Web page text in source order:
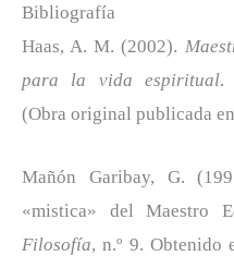
Bibliografía
Haas, A. M. (2002).
para la vida espiritual.
(Obra original publicada
Mañón Garibay, G.
«mistica» del Maestro
Filosofía, n.º 9. Obtenido